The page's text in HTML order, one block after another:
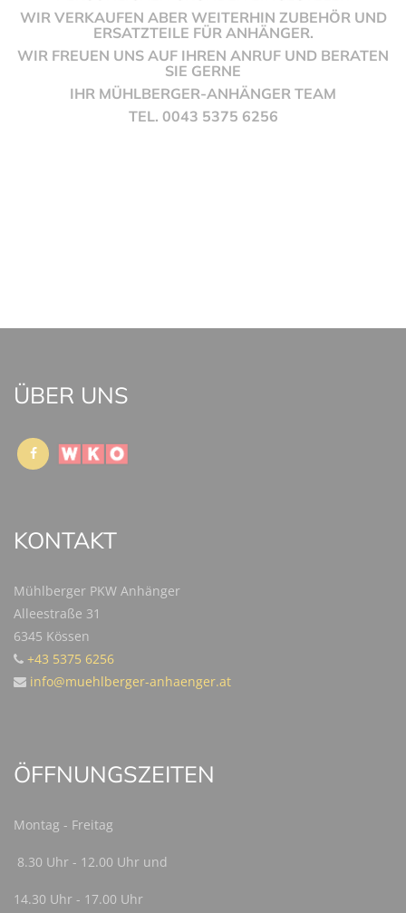
WIR VERKAUFEN ABER WEITERHIN ZUBEHÖR UND
ERSATZTEILE FÜR ANHÄNGER.
WIR FREUEN UNS AUF IHREN ANRUF UND BERATEN
SIE GERNE
IHR MÜHLBERGER-ANHÄNGER TEAM
TEL. 0043 5375 6256
ÜBER UNS
KONTAKT
Mühlberger PKW Anhänger
Alleestraße 31
6345 Kössen
+43 5375 6256
info@muehlberger-anhaenger.at
ÖFFNUNGSZEITEN
Montag - Freitag
8.30 Uhr - 12.00 Uhr und
14.30 Uhr - 17.00 Uhr